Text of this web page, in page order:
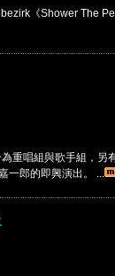
《Shower The
重唱組與歌手組，另
一郎的即興演出。 ...